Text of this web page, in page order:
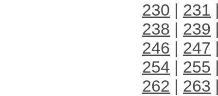
230 | 231
238 | 239
246 | 247
254 | 255
262 | 263